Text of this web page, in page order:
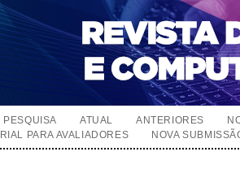
PESQUISA ATUAL ANTERIORES
PARA AVALIADORES NOVA